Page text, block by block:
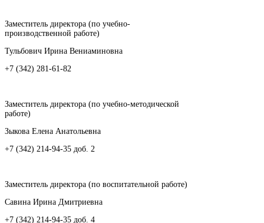
Заместитель директора (по учебно-
производственной работе)
Тульбович Ирина Вениаминовна
+7 (342) 281-61-82
Заместитель директора (по учебно-методической
работе)
Зыкова Елена Анатольевна
+7 (342) 214-94-35 доб. 2
Заместитель директора (по воспитательной работе)
Савина Ирина Дмитриевна
+7 (342) 214-94-35 доб. 4